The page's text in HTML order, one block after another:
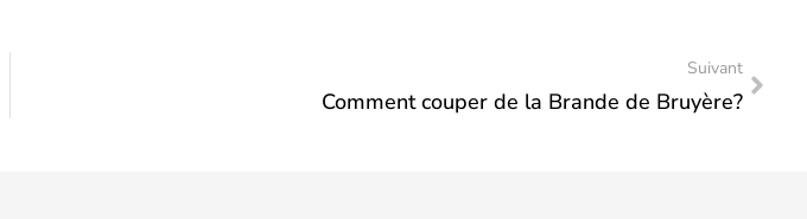
Suivant
Comment couper de la Brande de Bruyère?